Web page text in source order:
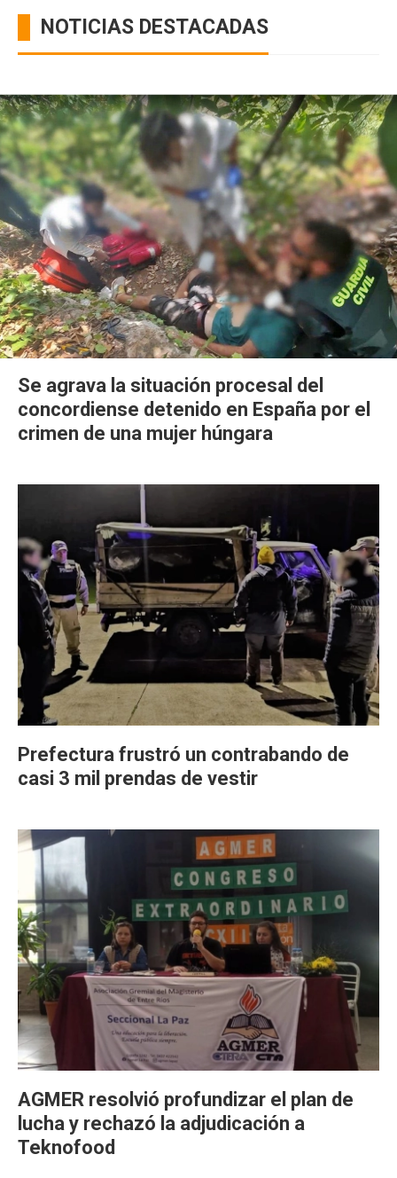
NOTICIAS DESTACADAS
Se agrava la situación procesal del
concordiense detenido en España por el
crimen de una mujer húngara
Prefectura frustró un contrabando de
casi 3 mil prendas de vestir
AGMER resolvió profundizar el plan de
lucha y rechazó la adjudicación a
Teknofood